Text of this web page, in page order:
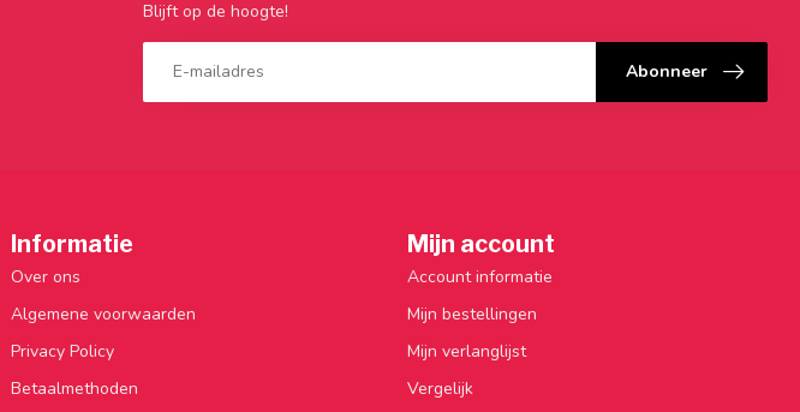
Blijft op de hoogte!
Abonneer
Informatie
Over ons
Algemene voorwaarden
Privacy Policy
Betaalmethoden
Mijn account
Account informatie
Mijn bestellingen
Mijn verlanglijst
Vergelijk